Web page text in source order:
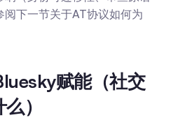
下一节关于AT协议如何为
赋能（社交
）